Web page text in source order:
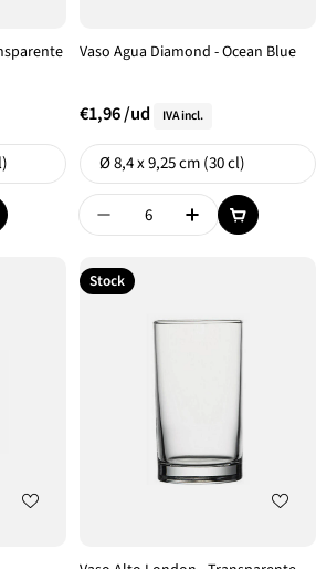
De {{ Product }}
Cantidad De {{ Product }}
Vaso Agua Diamond - Ocean Blue
€1,96/ud IVA incl.
Formato
Ø 8,4 x 9,25 cm (30 cl)
Disminuir Cantidad De
Aumentar
Stock